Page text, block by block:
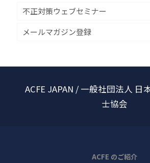
不正対策ウェブセミナー
メールマガジン登録
ACFE JAPAN / 一般社団法人 日
士協会
ACFE のご紹介